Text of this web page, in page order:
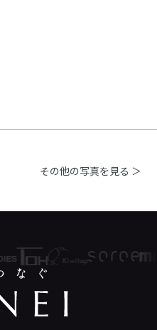
その他の写真を見る ＞